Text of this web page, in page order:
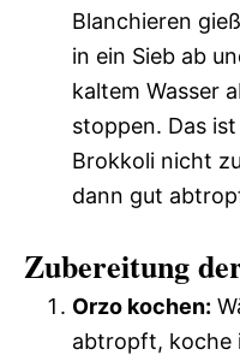
Blanchieren
in ein Sieb ab
kaltem Wasser
stoppen. Das
Brokkoli nicht
dann gut
Zubereitung
Orzo kochen:
abtropft, koche